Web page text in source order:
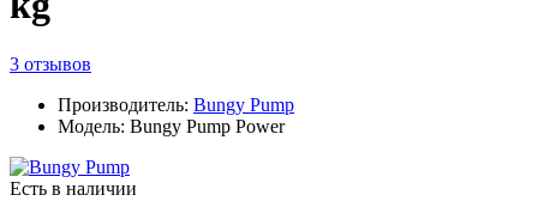
3 отзывов
Производитель: Bungy Pump
Модель: Bungy Pump Power
Есть в наличии